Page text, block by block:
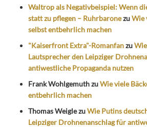
Waltrop als Negativbeispiel: Wenn
statt zu pflegen – RuhrbaronezuWie
selbst entbehrlich machen
"Kaiserfront Extra"-Romanfanzu
Lautsprecher den Leipziger
antiwestliche Propaganda nutzen
Frank WohlgemuthzuWie viele
entbehrlich machen
Thomas WeiglezuWie Putins
Leipziger Drohnenanschlag für